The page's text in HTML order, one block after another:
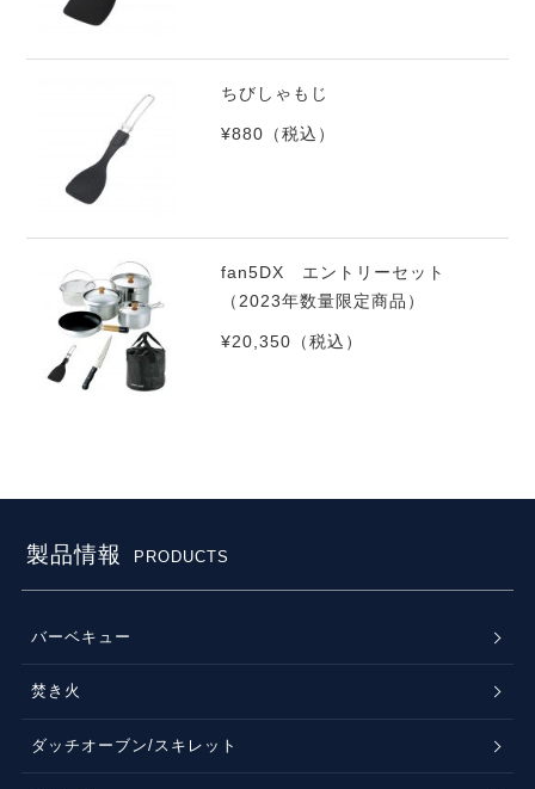
ちびしゃもじ
¥880 （税込）
fan5DX エントリーセット
（2023年数量限定商品）
¥20,350 （税込）
製品情報 PRODUCTS
バーベキュー
焚き火
ダッチオーブン/スキレット